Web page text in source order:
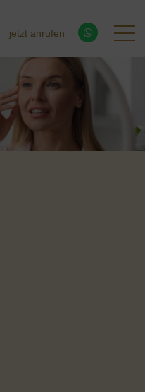
jetzt anrufen